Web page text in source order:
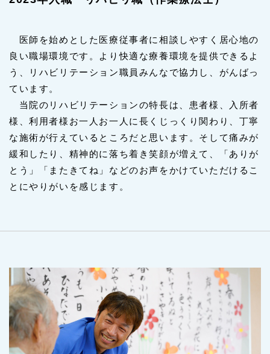
医師を始めとした医療従事者に相談しやすく居心地の
良い職場環境です。より快適な療養環境を提供できるよ
う、リハビリテーション職員みんなで協力し、がんばっ
ています。
当院のリハビリテーションの特長は、患者様、入所者
様、利用者様お一人お一人に長くじっくり関わり、丁寧
な施術が行えているところだと思います。そして痛みが
緩和したり、精神的に落ち着き笑顔が増えて、「ありが
とう」「またきてね」などのお声をかけていただけるこ
とにやりがいを感じます。